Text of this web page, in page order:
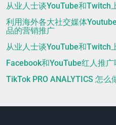
从业人士谈YouTube和Twitch
利用海外各大社交媒体
品的营销推广
从业人士谈YouTube和Twitch
Facebook和YouTube红人推
TikTok PRO ANALYTICS 怎么